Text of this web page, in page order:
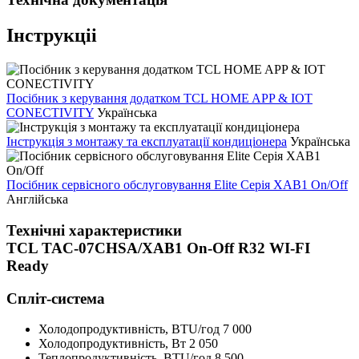
Інструкціі
Посібник з керування додатком TCL HOME APP & IOT
CONECTIVITY Українська
Інструкція з монтажу та експлуатації кондиціонера Українська
Посібник сервісного обслуговування Elite Серія XAB1 On/Off
Англійська
Технічні характеристики
TCL TAC-07CHSA/XAB1 On-Off R32 WI-FI
Ready
Спліт-система
Холодопродуктивність, BTU/год 7 000
Холодопродуктивність, Bт 2 050